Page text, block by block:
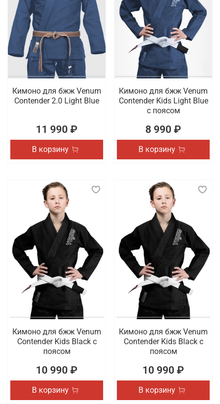
Кимоно для бжж Venum
Contender 2.0 Light Blue
11 990 ₽
В корзину
Кимоно для бжж Venum
Contender Kids Light Blue
с поясом
8 990 ₽
В корзину
Кимоно для бжж Venum
Contender Kids Black с
поясом
10 990 ₽
В корзину
Кимоно для бжж Venum
Contender Kids Black с
поясом
10 990 ₽
В корзину